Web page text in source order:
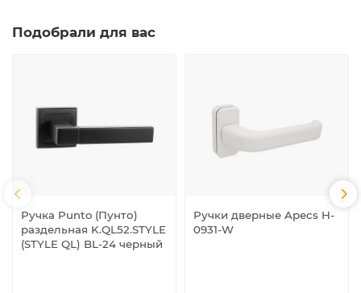
Подобрали для вас
Ручка Punto (Пунто)
раздельная K.QL52.STYLE
(STYLE QL) BL-24 черный
Ручки дверные Apecs H-
0931-W